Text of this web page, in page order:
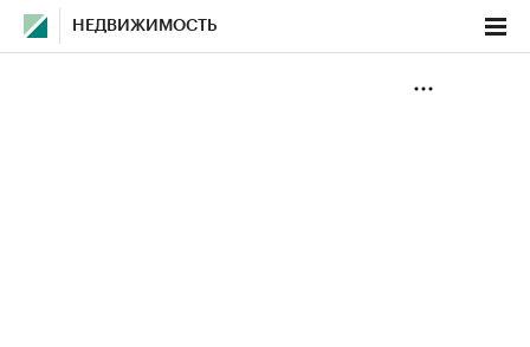
НЕДВИЖИМОСТЬ